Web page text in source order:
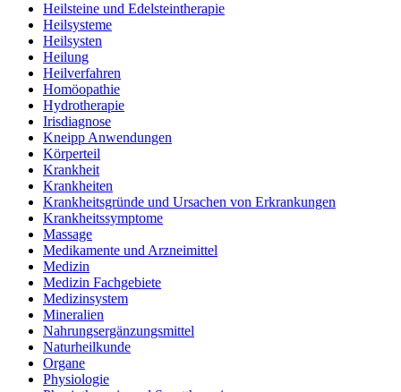
Heilsteine und Edelsteintherapie
Heilsysteme
Heilsysten
Heilung
Heilverfahren
Homöopathie
Hydrotherapie
Irisdiagnose
Kneipp Anwendungen
Körperteil
Krankheit
Krankheiten
Krankheitsgründe und Ursachen von Erkrankungen
Krankheitssymptome
Massage
Medikamente und Arzneimittel
Medizin
Medizin Fachgebiete
Medizinsystem
Mineralien
Nahrungsergänzungsmittel
Naturheilkunde
Organe
Physiologie